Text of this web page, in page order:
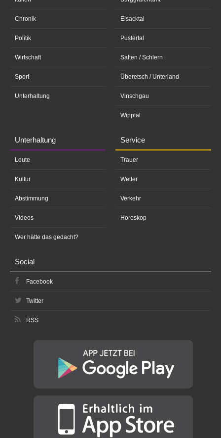
Chronik
Politik
Wirtschaft
Sport
Unterhaltung
Eisacktal
Pustertal
Salten / Schlern
Überetsch / Unterland
Vinschgau
Wipptal
Unterhaltung
Leute
Kultur
Abstimmung
Videos
Wer hätte das gedacht?
Service
Trauer
Wetter
Verkehr
Horoskop
Social
Facebook
Twitter
RSS